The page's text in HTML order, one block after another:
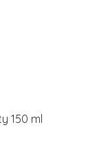
150 ml